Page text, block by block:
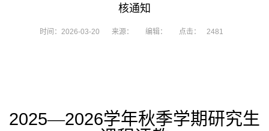
核通知
时间：2026-03-20 来源： 编辑： 点击： 2481
2025—2026学年秋季学期研究生